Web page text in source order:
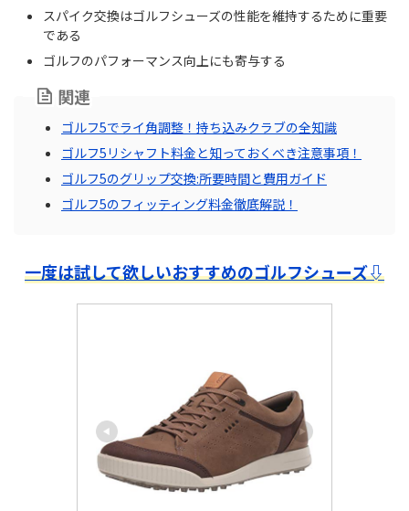
スパイク交換はゴルフシューズの性能を維持するために重要
である
ゴルフのパフォーマンス向上にも寄与する
関連
ゴルフ5でライ角調整！持ち込みクラブの全知識
ゴルフ5リシャフト料金と知っておくべき注意事項！
ゴルフ5のグリップ交換:所要時間と費用ガイド
ゴルフ5のフィッティング料金徹底解説！
一度は試して欲しいおすすめのゴルフシューズ⇩